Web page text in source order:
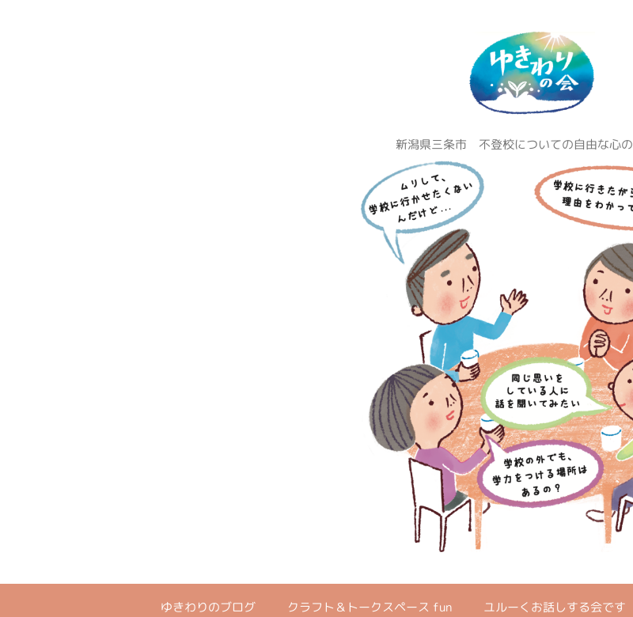
新潟県三条市 不登校についての自由な心
ゆきわりのブログ クラフト＆トークスペース fun ユルーくお話しする会です